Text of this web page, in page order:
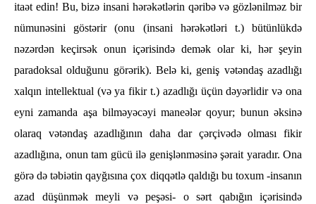
itaət edin! Bu, bizə insani hərəkətlərin qəribə və gözlənilməz bir
nümunəsini göstərir (onu (insani hərəkətləri t.) bütünlükdə
nəzərdən keçirsək onun içərisində demək olar ki, hər şeyin
paradoksal olduğunu görərik). Belə ki, geniş vətəndaş azadlığı
xalqın intellektual (və ya fikir t.) azadlığı üçün dəyərlidir və ona
eyni zamanda aşa bilməyəcəyi maneələr qoyur; bunun əksinə
olaraq vətəndaş azadlığının daha dar çərçivədə olması fikir
azadlığına, onun tam gücü ilə genişlənməsinə şərait yaradır. Ona
görə də təbiətin qayğısına çox diqqətlə qaldığı bu toxum -insanın
azad düşünmək meyli və peşəsi- o sərt qabığın içərisində